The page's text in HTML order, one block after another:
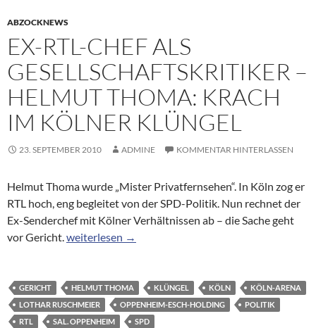
ABZOCKNEWS
EX-RTL-CHEF ALS
GESELLSCHAFTSKRITIKER –
HELMUT THOMA: KRACH
IM KÖLNER KLÜNGEL
23. SEPTEMBER 2010 ADMINE KOMMENTAR HINTERLASSEN
Helmut Thoma wurde „Mister Privatfernsehen“. In Köln zog er
RTL hoch, eng begleitet von der SPD-Politik. Nun rechnet der
Ex-Senderchef mit Kölner Verhältnissen ab – die Sache geht
vor Gericht.Ex-RTL-Chef als Gesellschaftskritiker – Helmut
weiterlesen →
GERICHT HELMUT THOMA KLÜNGEL KÖLN
KÖLN-ARENA
LOTHAR RUSCHMEIER
OPPENHEIM-ESCH-HOLDING
POLITIK
RTL
SAL. OPPENHEIM SPD